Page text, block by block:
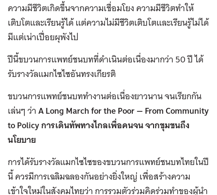
ความมีชีวิตเกิดขึ้นจากความเชื่อมโยง ความมีชีวิตทำให้
เติบโตและเรียนรู้ได้ แต่ความไม่มีชีวิตเติบโตและเรียนรู้ไม่ได้
มีแต่เน่าเปื่อยผุพังไป
ปีนี้ขบวนการแพทย์ชนบทที่ดำเนินต่อเนื่องมากว่า 50 ปี ได้
รับรางวัลแมกไซไซอันทรงเกียรติ
ขบวนการแพทย์ชนบททำงานต่อเนื่องยาวนาน จนเรียกกัน
เล่นๆ ว่าA Long March for the Poor — From Community
to Policy การเดินทัพทางไกลเพื่อคนจน จากชุมชนถึง
นโยบาย
การได้รับรางวัลแมกไซไซของขบวนการแพทย์ชนบทไทยในปี
นี้ ควรมีการเฉลิมฉลองกันอย่างยิ่งใหญ่ เพื่อสร้างความ
เข้าใจใหม่ในสังคมไทยว่า การรวมตัวร่วมคิดร่วมทำของผู้นำ